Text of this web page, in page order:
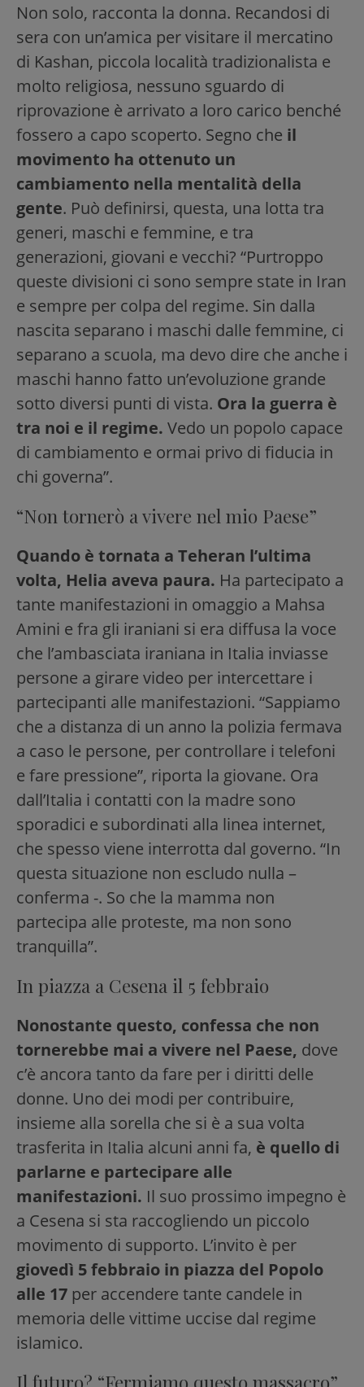
Non solo, racconta la donna. Recandosi di
sera con un’amica per visitare il mercatino
di Kashan, piccola località tradizionalista e
molto religiosa, nessuno sguardo di
riprovazione è arrivato a loro carico benché
fossero a capo scoperto. Segno che il
movimento ha ottenuto un
cambiamento nella mentalità della
gente. Può definirsi, questa, una lotta tra
generi, maschi e femmine, e tra
generazioni, giovani e vecchi? “Purtroppo
queste divisioni ci sono sempre state in Iran
e sempre per colpa del regime. Sin dalla
nascita separano i maschi dalle femmine, ci
separano a scuola, ma devo dire che anche i
maschi hanno fatto un’evoluzione grande
sotto diversi punti di vista. Ora la guerra è
tra noi e il regime. Vedo un popolo capace
di cambiamento e ormai privo di fiducia in
chi governa”.
“Non tornerò a vivere nel mio Paese”
Quando è tornata a Teheran l’ultima
volta, Helia aveva paura. Ha partecipato a
tante manifestazioni in omaggio a Mahsa
Amini e fra gli iraniani si era diffusa la voce
che l’ambasciata iraniana in Italia inviasse
persone a girare video per intercettare i
partecipanti alle manifestazioni. “Sappiamo
che a distanza di un anno la polizia fermava
a caso le persone, per controllare i telefoni
e fare pressione”, riporta la giovane. Ora
dall’Italia i contatti con la madre sono
sporadici e subordinati alla linea internet,
che spesso viene interrotta dal governo. “In
questa situazione non escludo nulla –
conferma -. So che la mamma non
partecipa alle proteste, ma non sono
tranquilla”.
In piazza a Cesena il 5 febbraio
Nonostante questo, confessa che non
tornerebbe mai a vivere nel Paese, dove
c’è ancora tanto da fare per i diritti delle
donne. Uno dei modi per contribuire,
insieme alla sorella che si è a sua volta
trasferita in Italia alcuni anni fa, è quello di
parlarne e partecipare alle
manifestazioni. Il suo prossimo impegno è
a Cesena si sta raccogliendo un piccolo
movimento di supporto. L’invito è per
giovedì 5 febbraio in piazza del Popolo
alle 17 per accendere tante candele in
memoria delle vittime uccise dal regime
islamico.
Il futuro? “Fermiamo questo massacro”